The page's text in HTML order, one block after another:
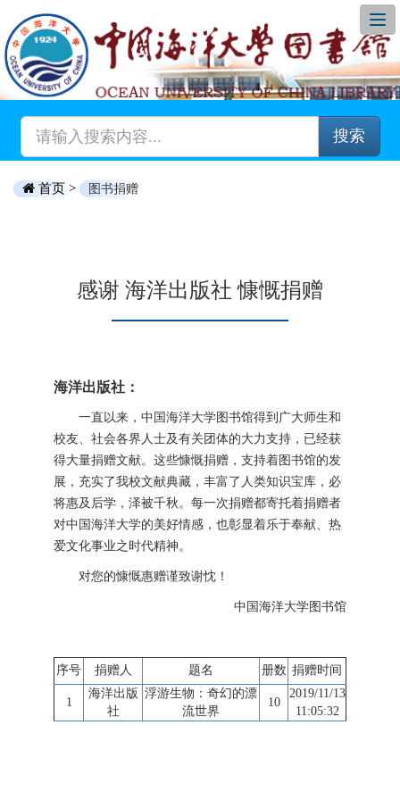
搜索
首页 > 图书捐赠
感谢 海洋出版社 慷慨捐赠
海洋出版社：
一直以来，中国海洋大学图书馆得到广大师生和
校友、社会各界人士及有关团体的大力支持，已经获
得大量捐赠文献。这些慷慨捐赠，支持着图书馆的发
展，充实了我校文献典藏，丰富了人类知识宝库，必
将惠及后学，泽被千秋。每一次捐赠都寄托着捐赠者
对中国海洋大学的美好情感，也彰显着乐于奉献、热
爱文化事业之时代精神。
对您的慷慨惠赠谨致谢忱！
中国海洋大学图书馆
序号 捐赠人 题名 册数 捐赠时间
1
海洋出版
社
浮游生物：奇幻的漂
流世界
10
2019/11/13
11:05:32